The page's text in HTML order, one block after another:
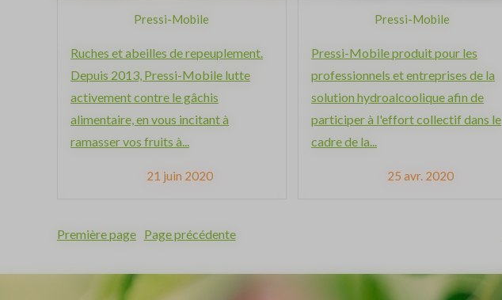
Pressi-Mobile
Ruches et abeilles de repeuplement.
Depuis 2013, Pressi-Mobile lutte
activement contre le gâchis
alimentaire, en vous incitant à
ramasser vos fruits à...
21 juin 2020
Pressi-Mobile
Pressi-Mobile produit pour les
professionnels et entreprises de la
solution hydroalcoolique afin de
participer à l'effort collectif dans le
cadre de la...
25 avr. 2020
Première page Page précédente